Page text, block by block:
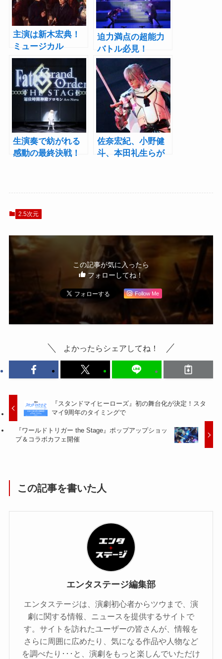
主演は新木宏典！
ミュージカル
『Fate/Zero』全キ
ャスト、ビジュア
ルなど公開
迫力満点の超能力
バトル必見！
『NIGHT HEAD
2041-THE
STAGE-』上演レポ
ート
生演奏で紡がれる
感動の最終決戦！
佐奈宏紀、小野健
斗、本田礼生らが
2.5次元
この記事が気に入ったら
フォローしてね！
Follow Me
よかったらシェアしてね！
『スタンドマイヒーローズ』初の舞台化が決定！スタ
マイ9周年のタイミングで
『ワールドトリガー the Stage』ポップアップショッ
プ＆コラボカフェ開催
この記事を書いた人
エンタステージ編集部
エンタステージは、演劇初心者からツウまで、演
劇に関する情報、ニュースを提供するサイトで
す。サイトを訪れたユーザーの皆さんが、情報を
さらに周囲に広めたり、気になる作品や人物など
を調べたり･･･と、演劇をもっと楽しんでいただけ